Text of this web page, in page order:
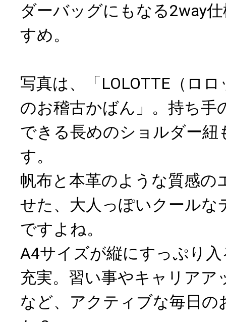
ダーバッグにもなる2way
すめ。
写真は、「LOLOTTE（ロ
のお稽古かばん」。持ち手
できる長めのショルダー紐
す。
帆布と本革のような質感の
せた、大人っぽいクールな
ですよね。
A4サイズが縦にすっぷり
充実。習い事やキャリアア
など、アクティブな毎日の